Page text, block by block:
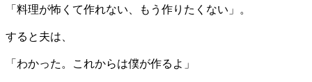
「料理が怖くて作れない、もう作りたくない」。
すると夫は、
「わかった。これからは僕が作るよ」